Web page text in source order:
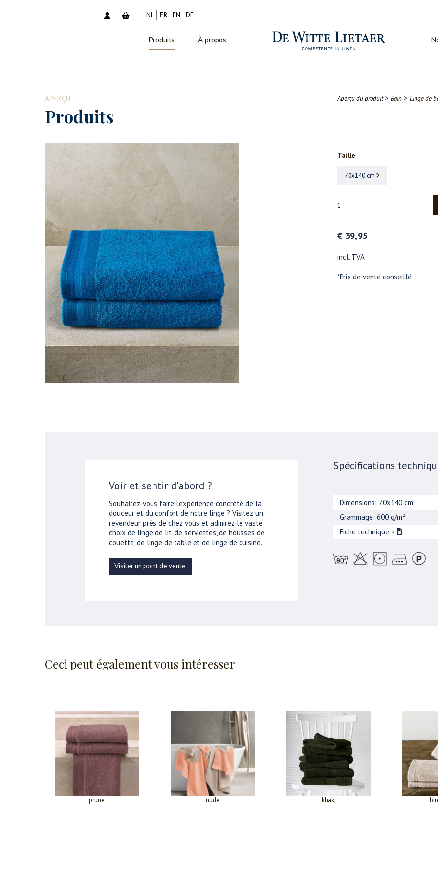
NL FR EN DE
Produits À propos
APERÇU
Produits
Aperçu du produit > Bain > Linge de
Taille
70x140 cm
€ 39,95
incl. TVA
*Prix de vente conseillé
Voir et sentir d'abord ?
Souhaitez-vous faire l'expérience concrète de la
douceur et du confort de notre linge ? Visitez un
revendeur près de chez vous et admirez le vaste
choix de linge de lit, de serviettes, de housses de
couette, de linge de table et de linge de cuisine.
Visiter un point de vente
Spécifications
Dimensions: 70x140 cm
Grammage: 600 g/m²
Fiche technique >
Ceci peut également vous intéresser
prune nude khaki